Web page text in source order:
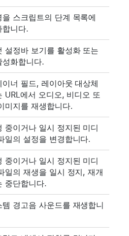
을 스크립트의 단계 목록에
합니다.
설정바 보기를 활성화 또는
성화합니다.
이너 필드, 레이아웃 대상체
URL에서 오디오, 비디오 또
미지를 재생합니다.
중이거나 일시 정지된 미디
일의 설정을 변경합니다.
중이거나 일시 정지된 미디
일의 재생을 일시 정지, 재개
중단합니다.
템 경고음 사운드를 재생합니